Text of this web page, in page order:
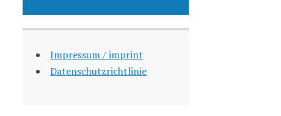
Impressum / imprint
Datenschutzrichtlinie